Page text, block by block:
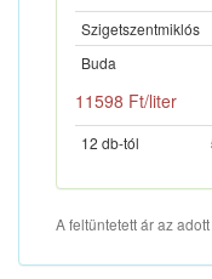
Szigetszentmiklós
Buda
11598 Ft/liter
12 db-tól
A feltüntetett ár az